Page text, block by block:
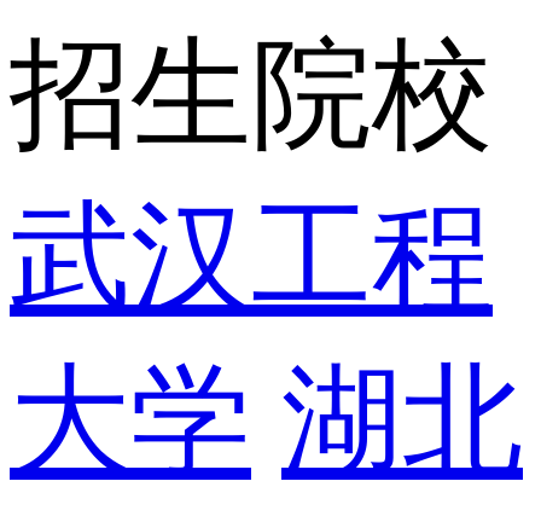
招生院校
武汉工程
大学 湖北